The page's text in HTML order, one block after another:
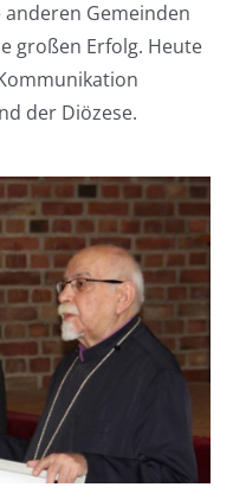
Gemeinden
großen Erfolg. Heute
der Diözese.